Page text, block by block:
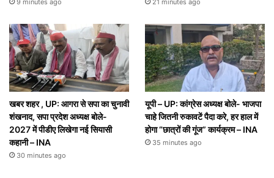
9 minutes ago 21 minutes ago
खबर शहर , UP: आगरा से सपा का चुनावी
शंखनाद, सपा प्रदेश अध्यक्ष बोले-
2027 में पीडीए लिखेगा नई सियासी
कहानी – INA
30 minutes ago
यूपी – UP: कांग्रेस अध्यक्ष बोले- भाजपा
चाहे जितनी रुकावटें पैदा करे, हर हाल में
होगा “छात्रों की गूंज” कार्यक्रम – INA
35 minutes ago